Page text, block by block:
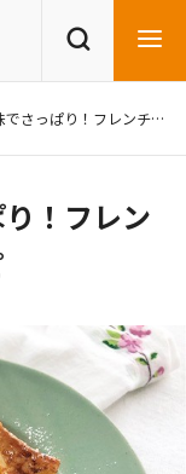
シピを探す
ハニーレモン味でさっぱり！フレンチトーストの人気レシピ
！フレン